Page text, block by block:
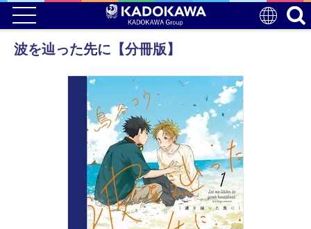
波を辿った先に【分冊版】